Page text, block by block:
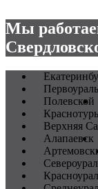
Мы
Полевской
Верхняя
Алапаевск